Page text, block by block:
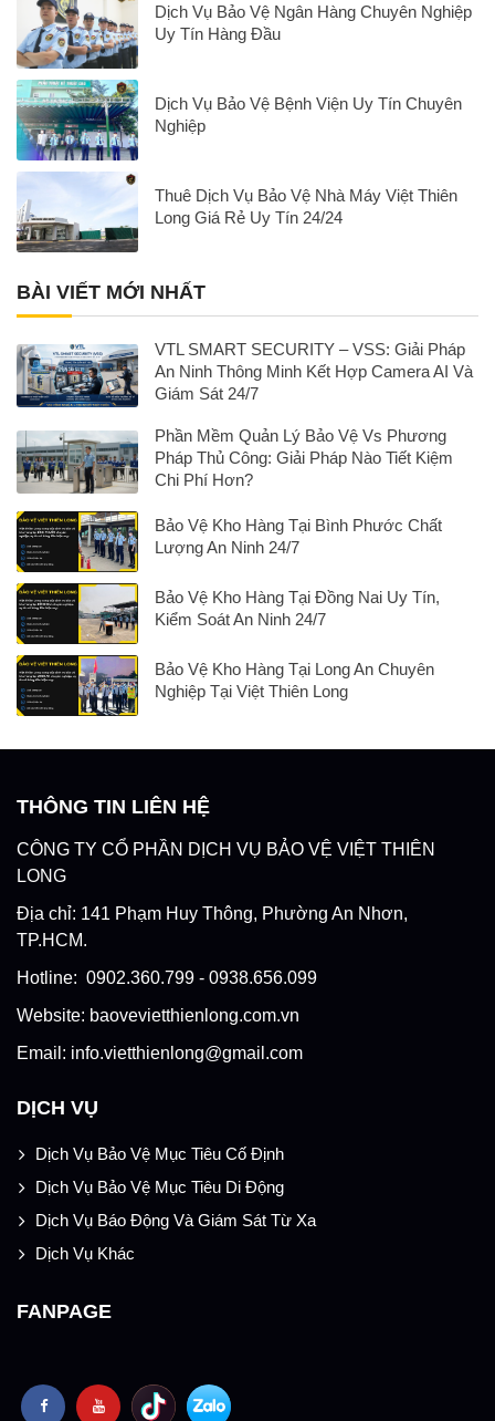
Dịch Vụ Bảo Vệ Ngân Hàng Chuyên Nghiệp
Uy Tín Hàng Đầu
Dịch Vụ Bảo Vệ Bệnh Viện Uy Tín Chuyên
Nghiệp
Thuê Dịch Vụ Bảo Vệ Nhà Máy Việt Thiên
Long Giá Rẻ Uy Tín 24/24
BÀI VIẾT MỚI NHẤT
VTL SMART SECURITY – VSS: Giải Pháp
An Ninh Thông Minh Kết Hợp Camera AI Và
Giám Sát 24/7
Phần Mềm Quản Lý Bảo Vệ Vs Phương
Pháp Thủ Công: Giải Pháp Nào Tiết Kiệm
Chi Phí Hơn?
Bảo Vệ Kho Hàng Tại Bình Phước Chất
Lượng An Ninh 24/7
Bảo Vệ Kho Hàng Tại Đồng Nai Uy Tín,
Kiểm Soát An Ninh 24/7
Bảo Vệ Kho Hàng Tại Long An Chuyên
Nghiệp Tại Việt Thiên Long
THÔNG TIN LIÊN HỆ
CÔNG TY CỔ PHẦN DỊCH VỤ BẢO VỆ VIỆT THIÊN
LONG
Địa chỉ: 141 Phạm Huy Thông, Phường An Nhơn,
TP.HCM.
Hotline: 0902.360.799 - 0938.656.099
Website: baovevietthienlong.com.vn
Email: info.vietthienlong@gmail.com
DỊCH VỤ
Dịch Vụ Bảo Vệ Mục Tiêu Cố Định
Dịch Vụ Bảo Vệ Mục Tiêu Di Động
Dịch Vụ Báo Động Và Giám Sát Từ Xa
Dịch Vụ Khác
FANPAGE